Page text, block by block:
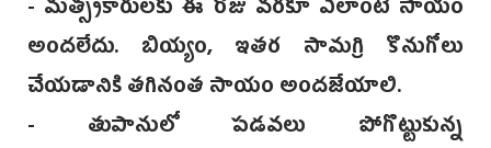
- మత్స్యకారులకు ఈ రోజు వరకూ ఎలాంటి సాయం
అందలేదు. బియ్యం, ఇతర సామగ్రి కొనుగోలు
చేయడానికి తగినంత సాయం అందజేయాలి.
- తుపానులో పడవలు పోగొట్టుకున్న